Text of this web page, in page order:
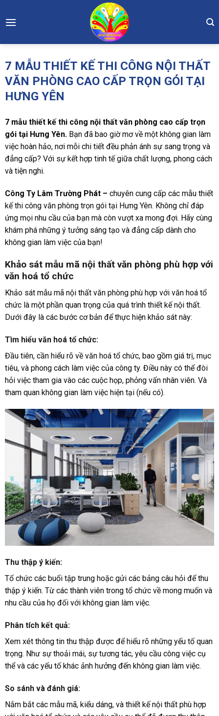
to
7 MẪU THIẾT KẾ THI CÔNG NỘI THẤT
VĂN PHÒNG CAO CẤP TRỌN GÓI TẠI
HƯNG YÊN
7 mẫu thiết kế thi công nội thất văn phòng cao cấp trọn
gói tại Hưng Yên. Bạn đã bao giờ mơ về một không gian làm
việc hoàn hảo, nơi mỗi chi tiết đều phản ánh sự sang trọng và
đẳng cấp? Với sự kết hợp tinh tế giữa chất lượng, phong cách
và tiện nghi.
Công Ty Lâm Trường Phát – chuyên cung cấp các mẫu thiết
kế thi công văn phòng trọn gói tại Hưng Yên. Không chỉ đáp
ứng mọi nhu cầu của bạn mà còn vượt xa mong đợi. Hãy cùng
khám phá những ý tưởng sáng tạo và đẳng cấp dành cho
không gian làm việc của bạn!
Khảo sát mẫu mã nội thất văn phòng phù hợp với
văn hoá tổ chức
Khảo sát mẫu mã nội thất văn phòng phù hợp với văn hoá tổ
chức là một phần quan trọng của quá trình thiết kế nội thất.
Dưới đây là các bước cơ bản để thực hiện khảo sát này:
Tìm hiểu văn hoá tổ chức:
Đầu tiên, cần hiểu rõ về văn hoá tổ chức, bao gồm giá trị, mục
tiêu, và phong cách làm việc của công ty. Điều này có thể đòi
hỏi việc tham gia vào các cuộc họp, phỏng vấn nhân viên. Và
tham quan không gian làm việc hiện tại (nếu có).
Thu thập ý kiến:
Tổ chức các buổi tập trung hoặc gửi các bảng câu hỏi để thu
thập ý kiến. Từ các thành viên trong tổ chức về mong muốn và
nhu cầu của họ đối với không gian làm việc.
Phân tích kết quả:
Xem xét thông tin thu thập được để hiểu rõ những yếu tố quan
trọng. Như sự thoải mái, sự tương tác, yêu cầu công việc cụ
thể và các yếu tố khác ảnh hưởng đến không gian làm việc.
So sánh và đánh giá:
Nắm bắt các mẫu mã, kiểu dáng, và thiết kế nội thất phù hợp